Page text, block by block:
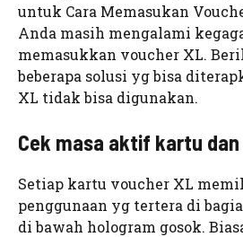
untuk Cara Memasukan
Anda masih mengalami
memasukkan voucher XL.
beberapa solusi yg bisa
XL tidak bisa digunakan.
Cek masa aktif kartu
Setiap kartu voucher XL
penggunaan yg tertera di
di bawah hologram gosok.